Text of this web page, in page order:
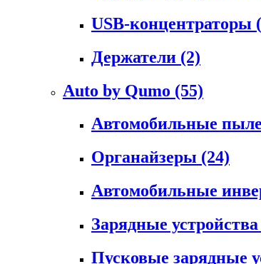
USB-концентраторы
Держатели (2)
Auto by Qumo (55)
Автомобильные
Органайзеры (24)
Автомобильные
Зарядные
Пусковые зарядные